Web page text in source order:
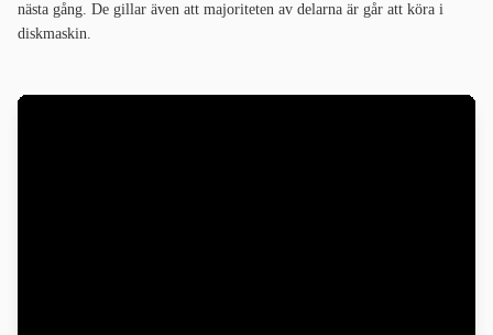
nästa gång. De gillar även att majoriteten av delarna är går att köra i
diskmaskin.